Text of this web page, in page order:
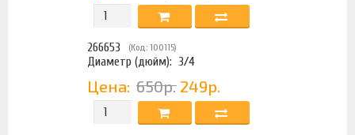
266653 (Код: 100115)
Диаметр (дюйм): 3/4
Цена: 650р. 249р.